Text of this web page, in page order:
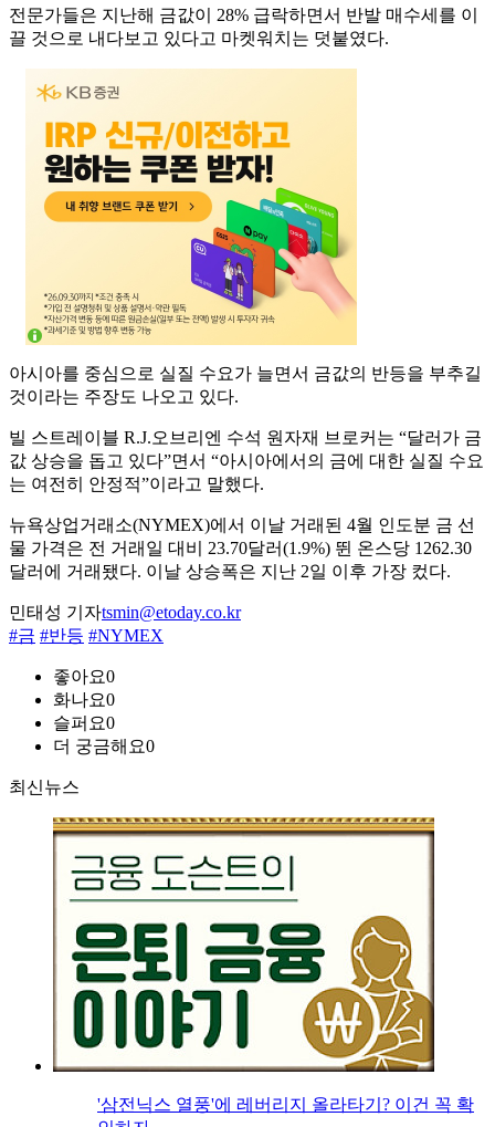
전문가들은 지난해 금값이 28% 급락하면서 반발 매수세를 이
끌 것으로 내다보고 있다고 마켓워치는 덧붙였다.
아시아를 중심으로 실질 수요가 늘면서 금값의 반등을 부추길
것이라는 주장도 나오고 있다.
빌 스트레이블 R.J.오브리엔 수석 원자재 브로커는 “달러가 금
값 상승을 돕고 있다”면서 “아시아에서의 금에 대한 실질 수요
는 여전히 안정적”이라고 말했다.
뉴욕상업거래소(NYMEX)에서 이날 거래된 4월 인도분 금 선
물 가격은 전 거래일 대비 23.70달러(1.9%) 뛴 온스당 1262.30
달러에 거래됐다. 이날 상승폭은 지난 2일 이후 가장 컸다.
민태성 기자tsmin@etoday.co.kr
#금 #반등 #NYMEX
좋아요0
화나요0
슬퍼요0
더 궁금해요0
최신뉴스
'삼전닉스 열풍'에 레버리지 올라타기? 이건 꼭 확